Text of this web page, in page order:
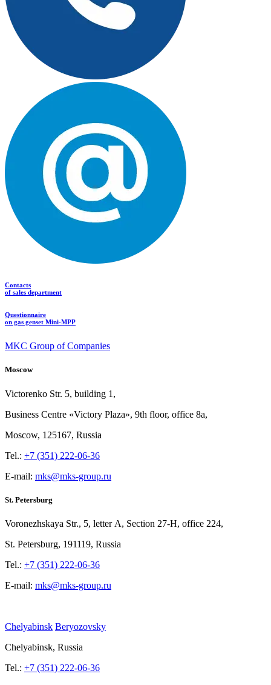
Contacts
of sales department
Questionnaire
on gas genset Mini-MPP
MKC Group of Companies
Moscow
Victorenko Str. 5, building 1,
Business Centre «Victory Plaza», 9th floor, office 8a,
Moscow, 125167, Russia
Tel.: +7 (351) 222-06-36
E-mail: mks@mks-group.ru
St. Petersburg
Voronezhskaya Str., 5, letter A, Section 27-Н, office 224,
St. Petersburg, 191119, Russia
Tel.: +7 (351) 222-06-36
E-mail: mks@mks-group.ru
Chelyabinsk Beryozovsky
Chelyabinsk, Russia
Tel.: +7 (351) 222-06-36